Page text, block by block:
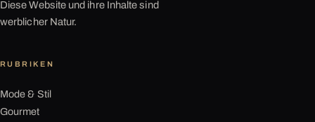
Diese Website und ihre Inhalte sind
werblicher Natur.
RUBRIKEN
Mode & Stil
Gourmet